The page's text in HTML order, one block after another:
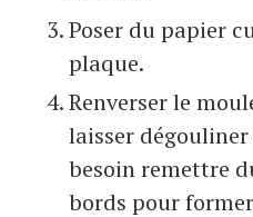
Poser du papier
plaque.
Renverser le
laisser
besoin remettre
bords pour